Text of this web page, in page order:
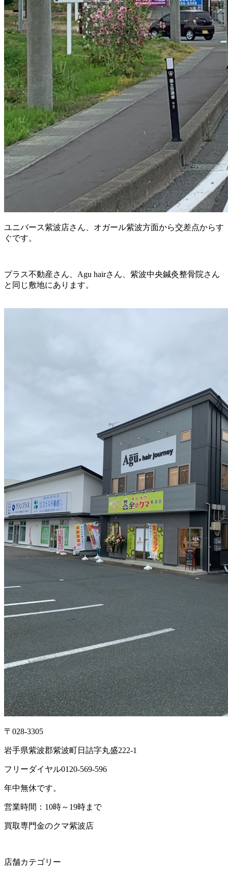
ユニバース紫波店さん、オガール紫波方面から交差点からす
ぐです。
プラス不動産さん、Agu hairさん、紫波中央鍼灸整骨院さん
と同じ敷地にあります。
〒028-3305
岩手県紫波郡紫波町日詰字丸盛222-1
フリーダイヤル0120-569-596
年中無休です。
営業時間：10時～19時まで
買取専門金のクマ紫波店
店舗カテゴリー